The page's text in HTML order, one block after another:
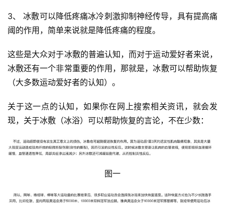
3、 冰敷可以降低疼痛冰冷刺激抑制神经传导，具有提高痛
阈的作用，简单来说就是降低疼痛的程度。
这些是大众对于冰敷的普遍认知，而对于运动爱好者来说，
冰敷还有一个非常重要的作用，那就是，冰敷可以帮助恢复
（大多数运动爱好者的认知）。
关于这一点的认知，如果你在网上搜索相关资讯，就会发
现，关于冰敷（冰浴）可以帮助恢复的言论，不在少数：
图一